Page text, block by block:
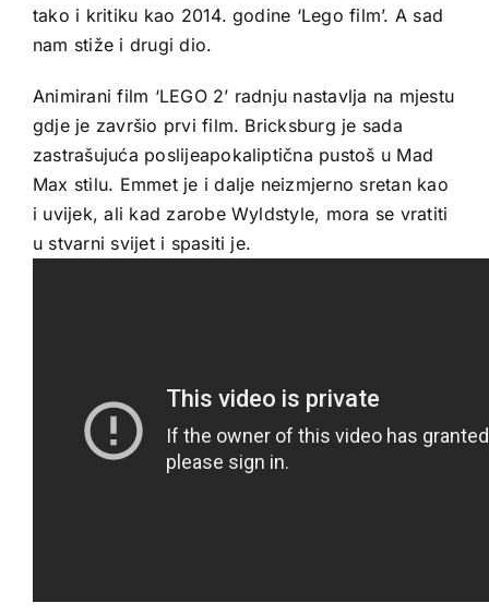
tako i kritiku kao 2014. godine ‘Lego film’. A sad
nam stiže i drugi dio.
Animirani film ‘LEGO 2’ radnju nastavlja na mjestu
gdje je završio prvi film. Bricksburg je sada
zastrašujuća poslijeapokaliptična pustoš u Mad
Max stilu. Emmet je i dalje neizmjerno sretan kao
i uvijek, ali kad zarobe Wyldstyle, mora se vratiti
u stvarni svijet i spasiti je.